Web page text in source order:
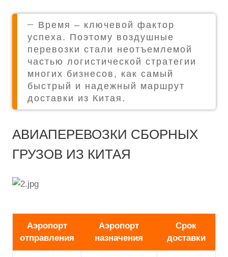
Время – ключевой фактор
успеха. Поэтому воздушные
перевозки стали неотъемлемой
частью логистической стратегии
многих бизнесов, как самый
быстрый и надежный маршрут
доставки из Китая.
АВИАПЕРЕВОЗКИ СБОРНЫХ
ГРУЗОВ ИЗ КИТАЯ
Аэропорт
отправления
Аэропорт
назначения
Срок
доставки